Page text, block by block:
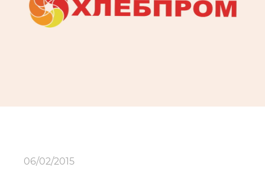
06/02/2015